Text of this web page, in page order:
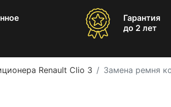
Гарантия
до 2 лет
Renault Clio 3 Замена ремня